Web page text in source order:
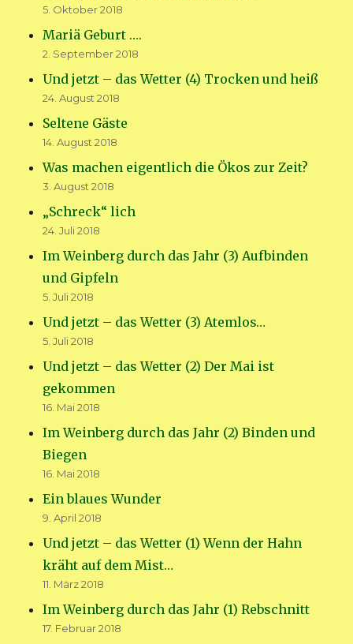
5. Oktober 2018
Mariä Geburt ….
2. September 2018
Und jetzt – das Wetter (4) Trocken und heiß
24. August 2018
Seltene Gäste
14. August 2018
Was machen eigentlich die Ökos zur Zeit?
3. August 2018
„Schreck“ lich
24. Juli 2018
Im Weinberg durch das Jahr (3) Aufbinden
und Gipfeln
5. Juli 2018
Und jetzt – das Wetter (3) Atemlos…
5. Juli 2018
Und jetzt – das Wetter (2) Der Mai ist
gekommen
16. Mai 2018
Im Weinberg durch das Jahr (2) Binden und
Biegen
16. Mai 2018
Ein blaues Wunder
9. April 2018
Und jetzt – das Wetter (1) Wenn der Hahn
kräht auf dem Mist…
11. März 2018
Im Weinberg durch das Jahr (1) Rebschnitt
17. Februar 2018